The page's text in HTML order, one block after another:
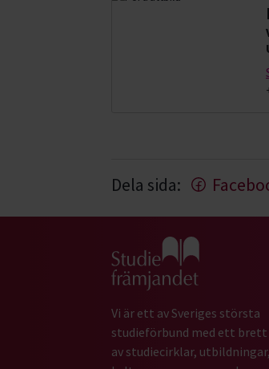
Dela sida:
Gå till studiefrämjandets
Vi är ett av Sveriges största
studieförbund med ett brett
av studiecirklar, utbildningar,